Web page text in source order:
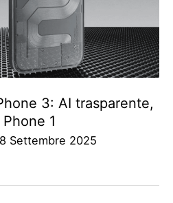
3: AI trasparente,
1
Settembre 2025